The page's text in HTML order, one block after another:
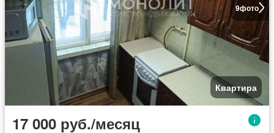
9фото
Квартира
17 000 руб./месяц